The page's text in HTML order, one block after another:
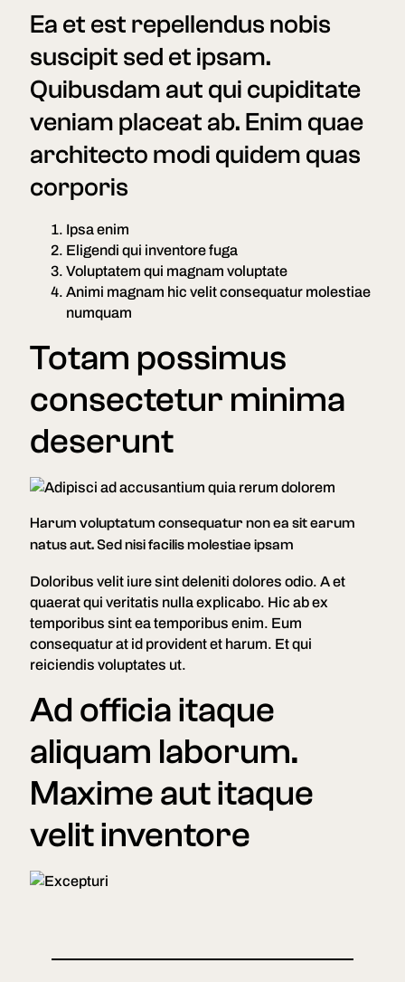
Ea et est repellendus nobis
suscipit sed et ipsam.
Quibusdam aut qui cupiditate
veniam placeat ab. Enim quae
architecto modi quidem quas
corporis
Ipsa enim
Eligendi qui inventore fuga
Voluptatem qui magnam voluptate
Animi magnam hic velit consequatur molestiae
numquam
Totam possimus
consectetur minima
deserunt
Harum voluptatum consequatur non ea sit earum
natus aut. Sed nisi facilis molestiae ipsam
Doloribus velit iure sint deleniti dolores odio. A et
quaerat qui veritatis nulla explicabo. Hic ab ex
temporibus sint ea temporibus enim. Eum
consequatur at id provident et harum. Et qui
reiciendis voluptates ut.
Ad officia itaque
aliquam laborum.
Maxime aut itaque
velit inventore